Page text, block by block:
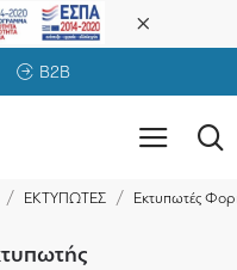
B2B
ΕΚΤΥΠΩΤΕΣ Εκτυπωτές